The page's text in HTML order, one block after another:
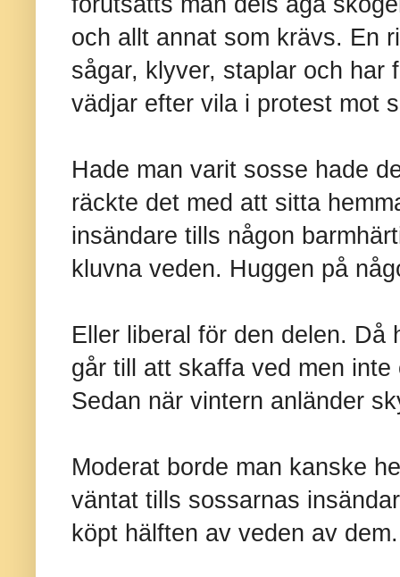
och allt annat som krävs. En
sågar, klyver, staplar och har
vädjar efter vila i protest mot
Hade man varit sosse hade
räckte det med att sitta
insändare tills någon
kluvna veden. Huggen på
Eller liberal för den delen. Då
går till att skaffa ved men
Sedan när vintern anländer
Moderat borde man kanske
väntat tills sossarnas
köpt hälften av veden av dem.